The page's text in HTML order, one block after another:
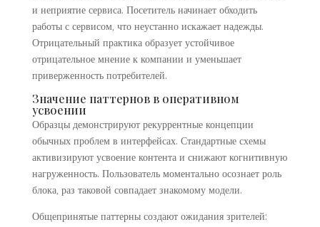
и неприятие сервиса. Посетитель начинает обходить
работы с сервисом, что неустанно искажает надежды.
Отрицательный практика образует устойчивое
отрицательное мнение к компании и уменьшает
приверженность потребителей.
Значение паттернов в оперативном
усвоении
Образцы демонстрируют рекуррентные концепции
обычных проблем в интерфейсах. Стандартные схемы
активизируют усвоение контента и снижают когнитивную
нагруженность. Пользователь моментально осознает роль
блока, раз таковой совпадает знакомому модели.
Общепринятые паттерны создают ожидания зрителей: